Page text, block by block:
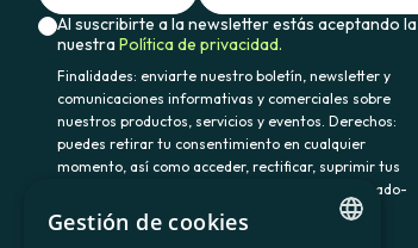
Al suscribirte a la newsletter estás aceptando la
nuestraPolítica de privacidad.
Finalidades: enviarte nuestro boletín, newsletter y
comunicaciones informativas y comerciales sobre
nuestros productos, servicios y eventos. Derechos:
puedes retirar tu consentimiento en cualquier
momento, así como acceder, rectificar, suprimir tus
datos y demás derechos en somenergia@delegado-
datos.com. Información adicional:
Política de
privacidad.
Gestión de cookies